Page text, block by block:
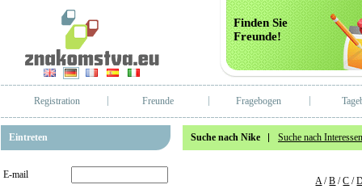
Finden Sie
Freunde!
Registration Freunde Fragebogen
Eintreten
E-mail
Suche nach Nike Suche nach Interessen
A/B /C /